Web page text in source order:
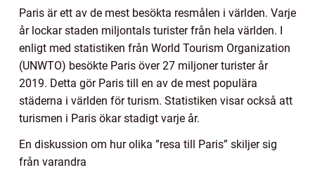
Paris är ett av de mest besökta resmålen i världen. Varje
år lockar staden miljontals turister från hela världen. I
enligt med statistiken från World Tourism Organization
(UNWTO) besökte Paris över 27 miljoner turister år
2019. Detta gör Paris till en av de mest populära
städerna i världen för turism. Statistiken visar också att
turismen i Paris ökar stadigt varje år.
En diskussion om hur olika ”resa till Paris” skiljer sig
från varandra